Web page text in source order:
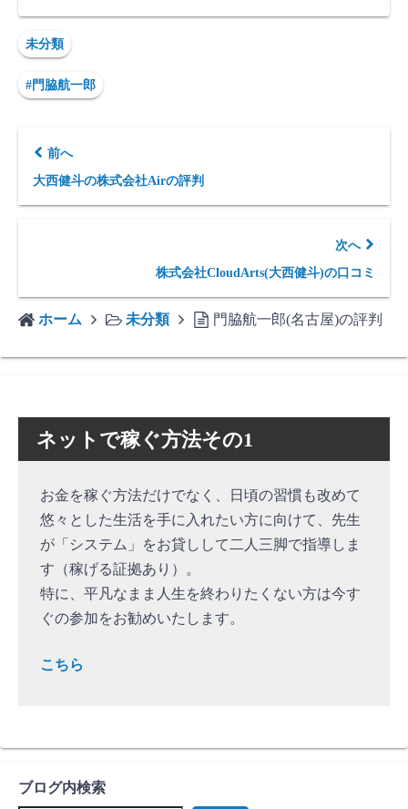
未分類
#門脇航一郎
前へ
大西健斗の株式会社Airの評判
次へ
株式会社CloudArts(大西健斗)の口コミ
ホーム 未分類 門脇航一郎(名古屋)の評判
ネットで稼ぐ方法その1
お金を稼ぐ方法だけでなく、日頃の習慣も改めて
悠々とした生活を手に入れたい方に向けて、先生
が「システム」をお貸しして二人三脚で指導しま
す（稼げる証拠あり）。
特に、平凡なまま人生を終わりたくない方は今す
ぐの参加をお勧めいたします。
こちら
ブログ内検索